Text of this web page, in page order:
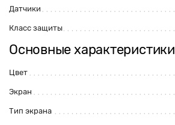
Датчики
Класс защиты
Основные характеристики
Цвет
Экран
Тип экрана